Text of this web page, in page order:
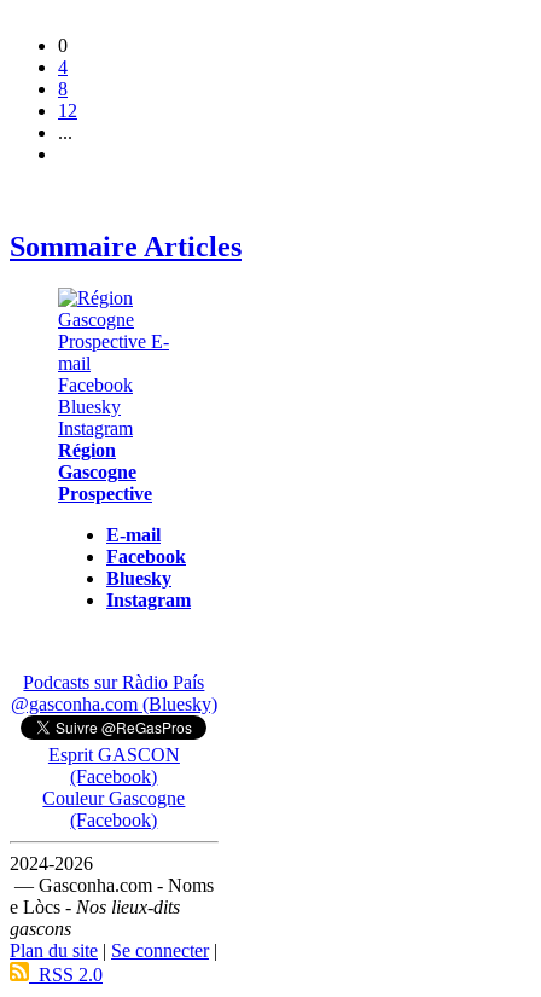
0
4
8
12
...
Sommaire Articles
Région
Gascogne
Prospective
E-mail
Facebook
Bluesky
Instagram
Podcasts sur Ràdio País
@gasconha.com (Bluesky)
Esprit GASCON
(Facebook)
Couleur Gascogne
(Facebook)
2024-2026
— Gasconha.com - Noms
e Lòcs - Nos lieux-dits
gascons
Plan du site | Se connecter|
RSS 2.0